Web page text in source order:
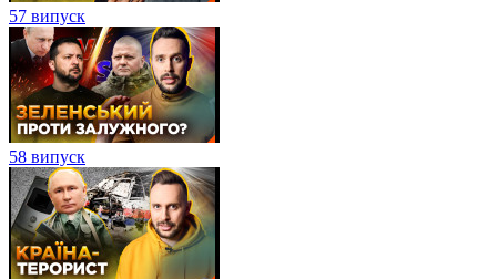
57 випуск
58 випуск